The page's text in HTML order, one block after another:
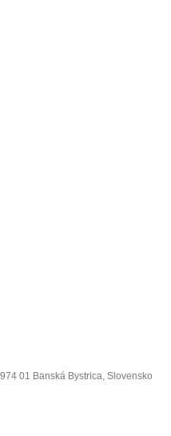
01 Banská Bystrica, Slovensko